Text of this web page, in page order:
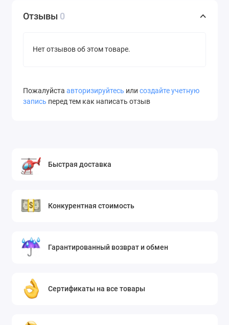
Отзывы 0
Нет отзывов об этом товаре.
Пожалуйста авторизируйтесь или создайте учетную
запись перед тем как написать отзыв
Быстрая доставка
Конкурентная стоимость
Гарантированный возврат и обмен
Сертификаты на все товары